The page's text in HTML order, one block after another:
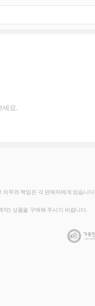
세요.
무와 책임은 각 판매자에게 있습니다.
) 상품을 구매해 주시기 바랍니다.